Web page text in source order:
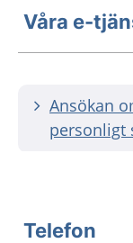
Våra e-
Ansökan
personligt
Telefon